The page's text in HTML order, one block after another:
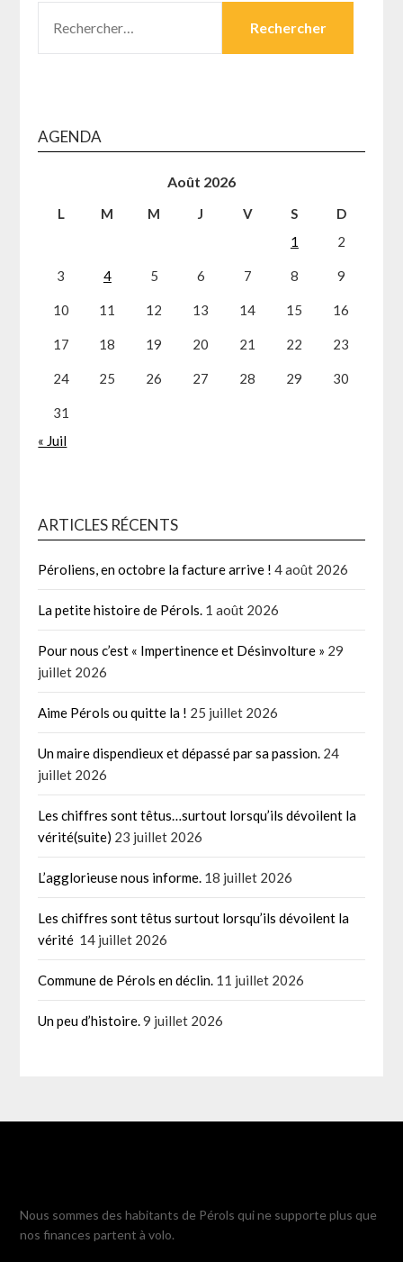
AGENDA
Août 2026
L M M J V S
D
1
2
3 4 5 6 7 8 9
10 11 12 13 14 15 16
17 18 19 20 21 22 23
24 25 26 27 28 29 30
31
« Juil
ARTICLES RÉCENTS
Péroliens, en octobre la facture arrive ! 4 août 2026
La petite histoire de Pérols. 1 août 2026
Pour nous c’est « Impertinence et Désinvolture » 29
juillet 2026
Aime Pérols ou quitte la ! 25 juillet 2026
Un maire dispendieux et dépassé par sa passion. 24
juillet 2026
Les chiffres sont têtus…surtout lorsqu’ils dévoilent la
vérité(suite) 23 juillet 2026
L’agglorieuse nous informe. 18 juillet 2026
Les chiffres sont têtus surtout lorsqu’ils dévoilent la
vérité 14 juillet 2026
Commune de Pérols en déclin. 11 juillet 2026
Un peu d’histoire.9 juillet 2026
Nous sommes des habitants de Pérols qui ne supporte plus que
nos finances partent à volo.